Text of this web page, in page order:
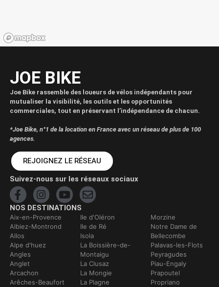
JOE BIKE
Joe Bike rassemble des loueurs de vélos indépendants pour
mutualiser la visibilité, les outils et les opportunités
commerciales, tout en préservant l’indépendance de chacun.
*Joe Bike, n°1 de la location en France avec un réseau de plus de 100
agences.
REJOIGNEZ LE RÉSEAU
Suivez-nous sur les réseaux sociaux
NOS DESTINATIONS
Aix-en-Provence
Albiez-Montrond
Allos
Alpe d'huez
Angles
Anglet
Arcachon
Arêches-Beaufort
Ile d'Oléron
Ile de Ré
Isola
La Boissière-de-
Montaigu
La Clusaz
La Mongie
La Plagne
Morzine
Notre Dame de
Bellecombe
Palavas-les-Flots
Peyragudes
Piau-Engaly
Prapoutel
Propriano